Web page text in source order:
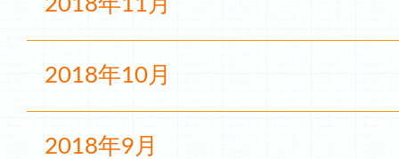
2018年10月
2018年9月